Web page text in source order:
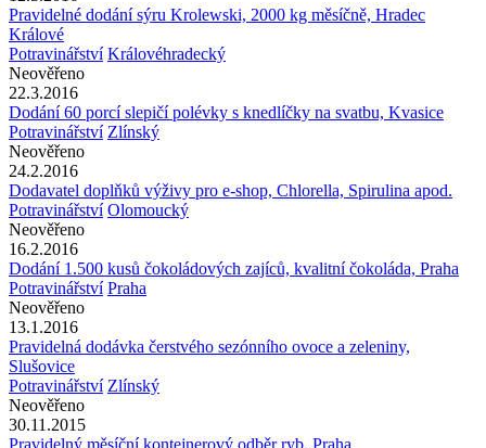
Pravidelné dodání sýru Krolewski, 2000 kg měsíčně, Hradec
Králové
Potravinářství Královéhradecký
Neověřeno
22.3.2016
Dodání 60 porcí slepičí polévky s knedlíčky na svatbu, Kvasice
Potravinářství Zlínský
Neověřeno
24.2.2016
Dodavatel doplňků výživy pro e-shop, Chlorella, Spirulina apod.
Potravinářství Olomoucký
Neověřeno
16.2.2016
Dodání 1.500 kusů čokoládových zajíců, kvalitní čokoláda, Praha
Potravinářství Praha
Neověřeno
13.1.2016
Pravidelná dodávka čerstvého sezónního ovoce a zeleniny,
Slušovice
Potravinářství Zlínský
Neověřeno
30.11.2015
Pravidelný měsíční kontejnerový odběr ryb, Praha